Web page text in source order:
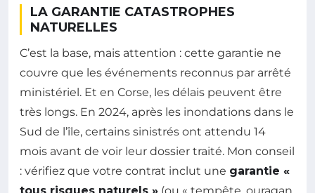
LA GARANTIE CATASTROPHES
NATURELLES
C’est la base, mais attention : cette garantie ne
couvre que les événements reconnus par arrêté
ministériel. Et en Corse, les délais peuvent être
très longs. En 2024, après les inondations dans le
Sud de l’île, certains sinistrés ont attendu 14
mois avant de voir leur dossier traité. Mon conseil
: vérifiez que votre contrat inclut une garantie «